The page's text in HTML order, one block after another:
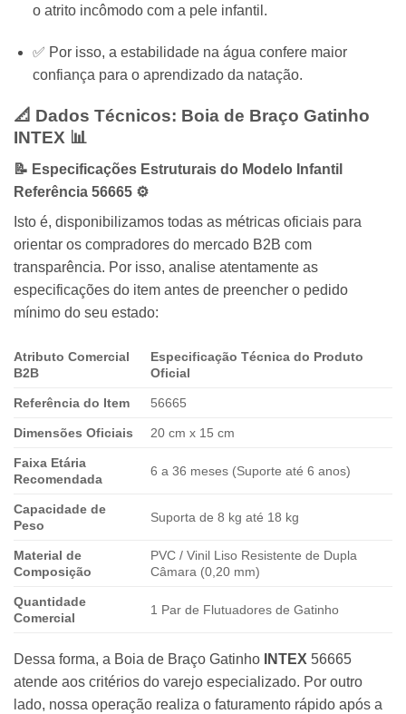
o atrito incômodo com a pele infantil.
✅ Por isso, a estabilidade na água confere maior
confiança para o aprendizado da natação.
📐 Dados Técnicos: Boia de Braço Gatinho
INTEX 📊
📝 Especificações Estruturais do Modelo Infantil
Referência 56665 ⚙️
Isto é, disponibilizamos todas as métricas oficiais para
orientar os compradores do mercado B2B com
transparência. Por isso, analise atentamente as
especificações do item antes de preencher o pedido
mínimo do seu estado:
Atributo Comercial
B2B
Especificação Técnica do Produto
Oficial
Referência do Item 56665
Dimensões Oficiais 20 cm x 15 cm
Faixa Etária
Recomendada
6 a 36 meses (Suporte até 6 anos)
Capacidade de
Peso
Suporta de 8 kg até 18 kg
Material de
Composição
PVC / Vinil Liso Resistente de Dupla
Câmara (0,20 mm)
Quantidade
Comercial
1 Par de Flutuadores de Gatinho
Dessa forma, a Boia de Braço Gatinho INTEX 56665
atende aos critérios do varejo especializado. Por outro
lado, nossa operação realiza o faturamento rápido após a